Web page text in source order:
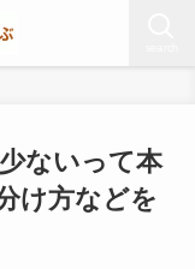
ないって本
け方などを